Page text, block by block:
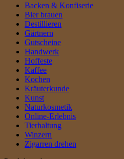
Backen & Konfiserie
Bier brauen
Destillieren
Gärtnern
Gutscheine
Handwerk
Hoffeste
Kaffee
Kochen
Kräuterkunde
Kunst
Naturkosmetik
Online-Erlebnis
Tierhaltung
Winzern
Zigarren drehen